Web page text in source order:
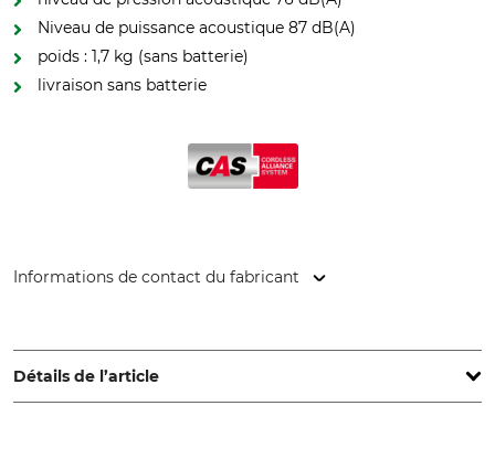
Niveau de puissance acoustique 87 dB(A)
poids : 1,7 kg (sans batterie)
livraison sans batterie
Informations de contact du fabricant
Germany, www.metabo.de
Détails de l’article